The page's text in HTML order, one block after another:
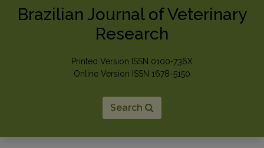
Brazilian Journal of Veterinary
Research
Printed Version ISSN 0100-736X
Online Version ISSN 1678-5150
Search